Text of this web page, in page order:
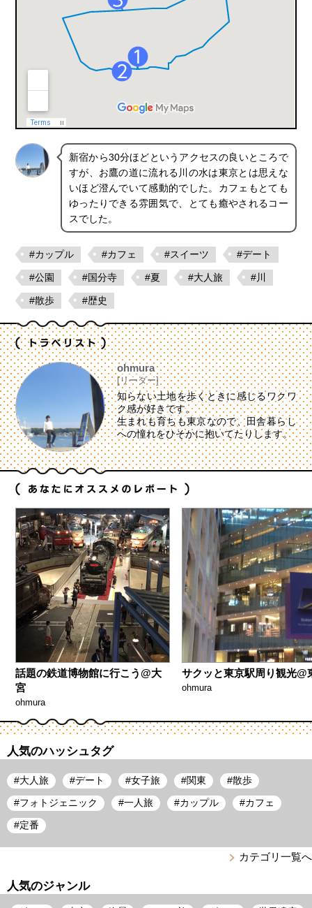
新宿から30分ほどというアクセスの良いところで
すが、お鷹の道に流れる川の水は東京とは思えな
いほど澄んでいて感動的でした。カフェもとても
ゆったりできる雰囲気で、とても癒やされるコー
スでした。
#カップル #カフェ #スイーツ #デート
#公園 #国分寺 #夏 #大人旅 #川
#散歩 #歴史
ohmura
[リーダー]
知らない土地を歩くときに感じるワクワ
ク感が好きです。
生まれも育ちも東京なので、田舎暮らし
への憧れをひそかに抱いてたりします。
話題の鉄道博物館に行こう@大
宮
ohmura
サクッと東京駅周り観光@
ohmura
人気のハッシュタグ
大人旅
# デート
# 女子旅
# 関東
# 散歩
#
フォトジェニック
# 一人旅
# カップル
# カフェ
#
定番
#
カテゴリ一覧へ
人気のジャンル